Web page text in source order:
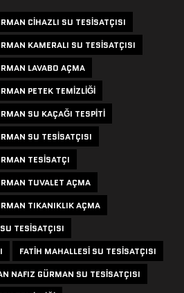
CIHAZLI SU TESISATÇISI
KAMERALI SU TESISATÇISI
LAVABO AÇMA
PETEK TEMIZLIĞI
SU KAÇAĞI TESPITI
SU TESISATÇISI
TESISATÇI
TUVALET AÇMA
TIKANIKLIK AÇMA
TESISATÇISI
FATIH MAHALLESI SU TESISATÇISI
NAFIZ GÜRMAN SU TESISATÇISI